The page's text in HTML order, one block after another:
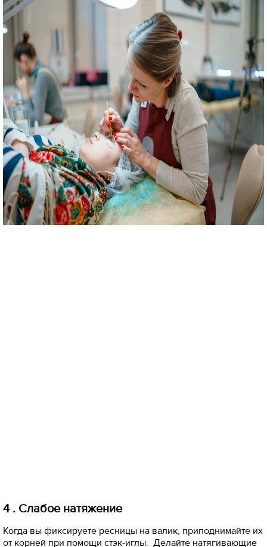
4 . Слабое натяжение
Когда вы фиксируете ресницы на валик, приподнимайте их
от корней при помощи стэк-иглы. Делайте натягивающие